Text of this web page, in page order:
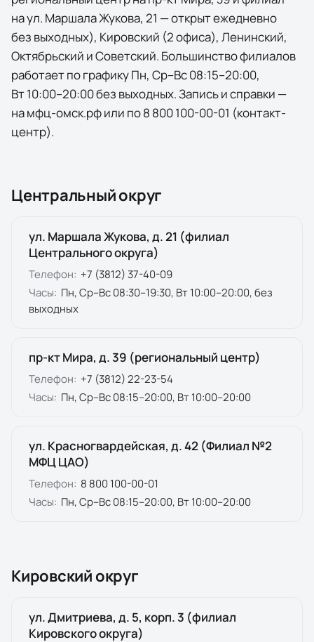
на ул. Маршала Жукова, 21 — открыт ежедневно
без выходных), Кировский (2 офиса), Ленинский,
Октябрьский и Советский. Большинство филиалов
работает по графику Пн, Ср–Вс 08:15–20:00,
Вт 10:00–20:00 без выходных. Запись и справки —
на мфц-омск.рф или по 8 800 100-00-01 (контакт-
центр).
Центральный округ
ул. Маршала Жукова, д. 21 (филиал
Центрального округа)
Телефон: +7 (3812) 37-40-09
Часы: Пн, Ср–Вс 08:30–19:30, Вт 10:00–20:00, без
выходных
пр-кт Мира, д. 39 (региональный центр)
Телефон: +7 (3812) 22-23-54
Часы: Пн, Ср–Вс 08:15–20:00, Вт 10:00–20:00
ул. Красногвардейская, д. 42 (Филиал №2
МФЦ ЦАО)
Телефон: 8 800 100-00-01
Часы: Пн, Ср–Вс 08:15–20:00, Вт 10:00–20:00
Кировский округ
ул. Дмитриева, д. 5, корп. 3 (филиал
Кировского округа)